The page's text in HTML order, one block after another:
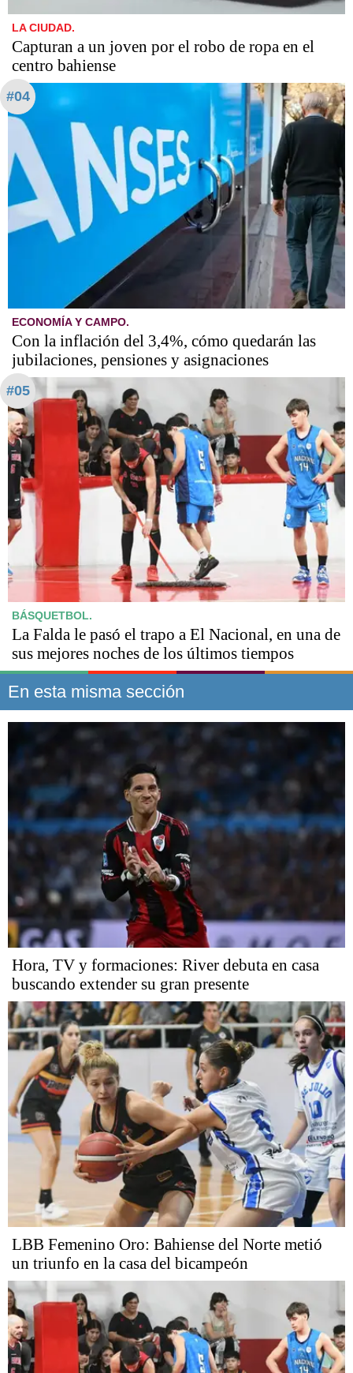
LA CIUDAD.
Capturan a un joven por el robo de ropa en el
centro bahiense
#04
ECONOMÍA Y CAMPO.
Con la inflación del 3,4%, cómo quedarán las
jubilaciones, pensiones y asignaciones
#05
BÁSQUETBOL.
La Falda le pasó el trapo a El Nacional, en una de
sus mejores noches de los últimos tiempos
En esta misma sección
Hora, TV y formaciones: River debuta en casa
buscando extender su gran presente
LBB Femenino Oro: Bahiense del Norte metió
un triunfo en la casa del bicampeón